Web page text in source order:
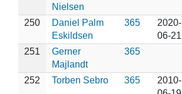
Nielsen
250
Daniel Palm
Eskildsen
365
2020-
06-21
251
Gerner
Majlandt
365
252 Torben Sebro 365
2010-